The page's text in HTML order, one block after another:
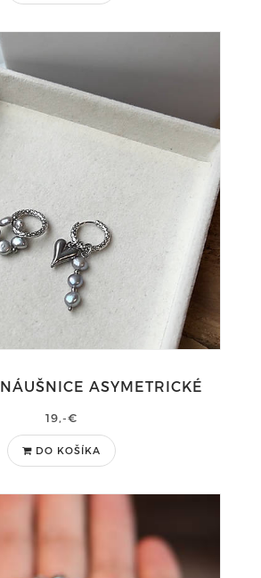
ASYMETRICKÉ
19,-€
DO KOŠÍKA